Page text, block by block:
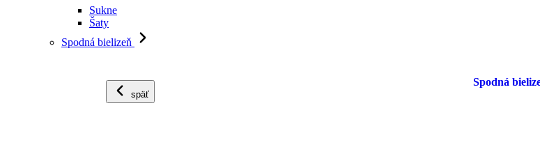
Sukne
Šaty
Spodná bielizeň
späť
Spodná